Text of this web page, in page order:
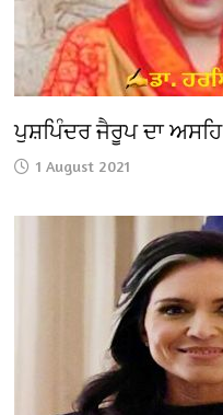
ਪੁਸ਼ਪਿੰਦਰ ਜੈਰੂਪ ਦਾ
1 August 2021